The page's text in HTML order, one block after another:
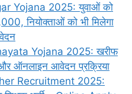
Yojana 2025: युवाओं को
नियोक्ताओं को भी मिलेगा
Yojana 2025: खरीफ
ऑनलाइन आवेदन प्रक्रिया
Recruitment 2025: